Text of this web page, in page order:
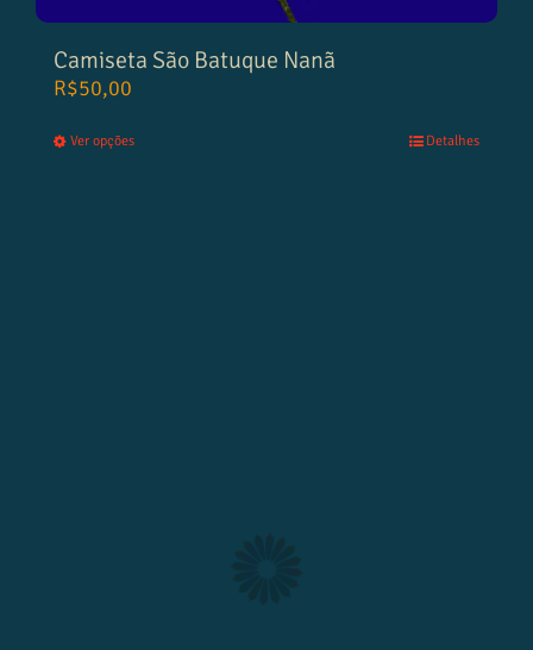
Camiseta São Batuque Nanã
R$50,00
Ver opções Detalhes